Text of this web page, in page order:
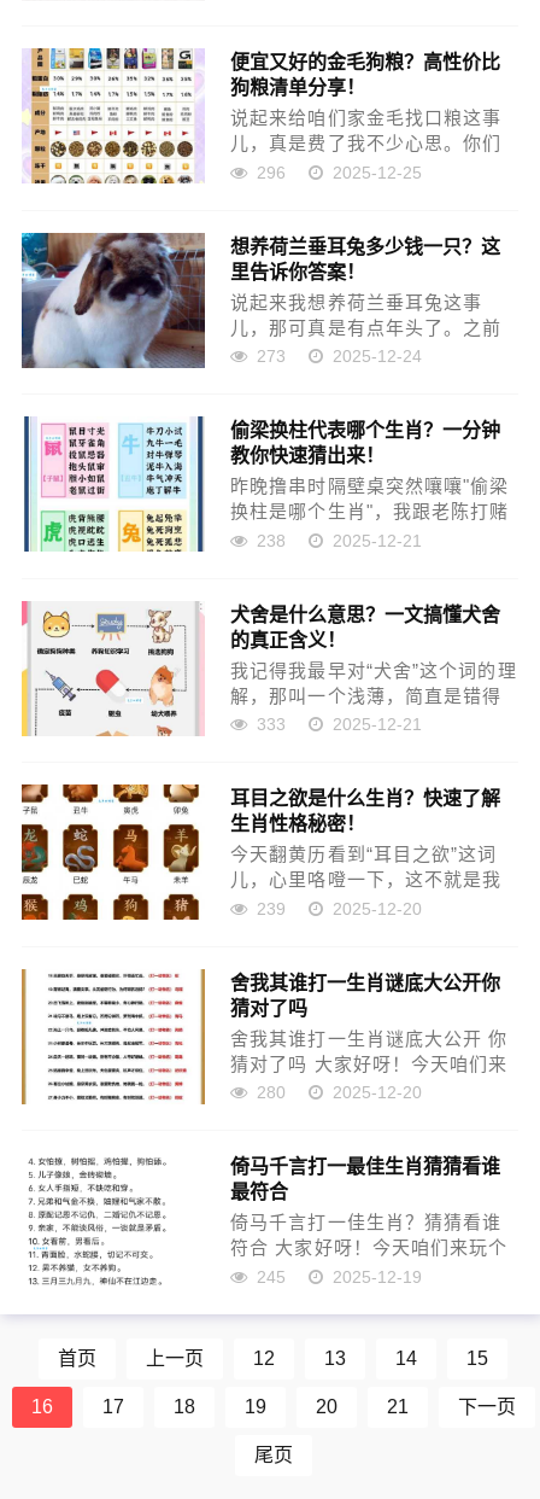
了一句，说现在土元这玩意儿挺
火的，药用价值高，养好了能赚
钱...
便宜又好的金毛狗粮？高性价比
狗粮清单分享！
说起来给咱们家金毛找口粮这事
儿，真是费了我不少心思。你们
也知道，金毛那胃口，那体格，
粮，没多想就奔着那些广告里响
当当的牌子去了，结果？钱包是
瘪了...
296 2025-12-25
想养荷兰垂耳兔多少钱一只？这
里告诉你答案！
说起来我想养荷兰垂耳兔这事
儿，那可真是有点年头了。之前
一直看网上那些萌萌的小兔子图
喜欢，她总是说小兔子安安静静
的，不吵不闹，不像猫狗那么需
要...
273 2025-12-24
偷梁换柱代表哪个生肖？一分钟
教你快速猜出来！
昨晚撸串时隔壁桌突然嚷嚷"偷梁
换柱是哪个生肖"，我跟老陈打赌
半打啤酒，结果输得差点当裤
着"偷梁换柱"四个字死磕。柱子对
应想到庙里盘龙柱，龙！...
238 2025-12-21
犬舍是什么意思？一文搞懂犬舍
的真正含义！
我记得我最早对“犬舍”这个词的理
解，那叫一个浅薄，简直是错得
离谱。我那时候，老是觉得，犬
个集中养狗的场子。像以前老家
农村，家家户户养条狗看门，...
333 2025-12-21
耳目之欲是什么生肖？快速了解
生肖性格秘密！
今天翻黄历看到“耳目之欲”这词
儿，心里咯噔一下，这不就是我
们胡同口算命大爷老爱念叨的嘛
了。 第一步：瞎琢磨闹了笑话 我
寻思这词儿字面意思，耳朵...
239 2025-12-20
舍我其谁打一生肖谜底大公开你
猜对了吗
舍我其谁打一生肖谜底大公开 你
猜对了吗 大家好呀！今天咱们来
聊聊一个特别有意思的谜语
脑子里蹦出了好几个答案，但都
不太确定。经过一番研究和思
考...
280 2025-12-20
倚马千言打一最佳生肖猜猜看谁
最符合
倚马千言打一佳生肖？猜猜看谁
符合 大家好呀！今天咱们来玩个
有趣的谜语——"倚马千言打一佳
字游戏的小编，我眼看到这个题
245 2025-12-19
首页 上一页 12 13 14 15
16 17 18 19 20 21 下一页
尾页